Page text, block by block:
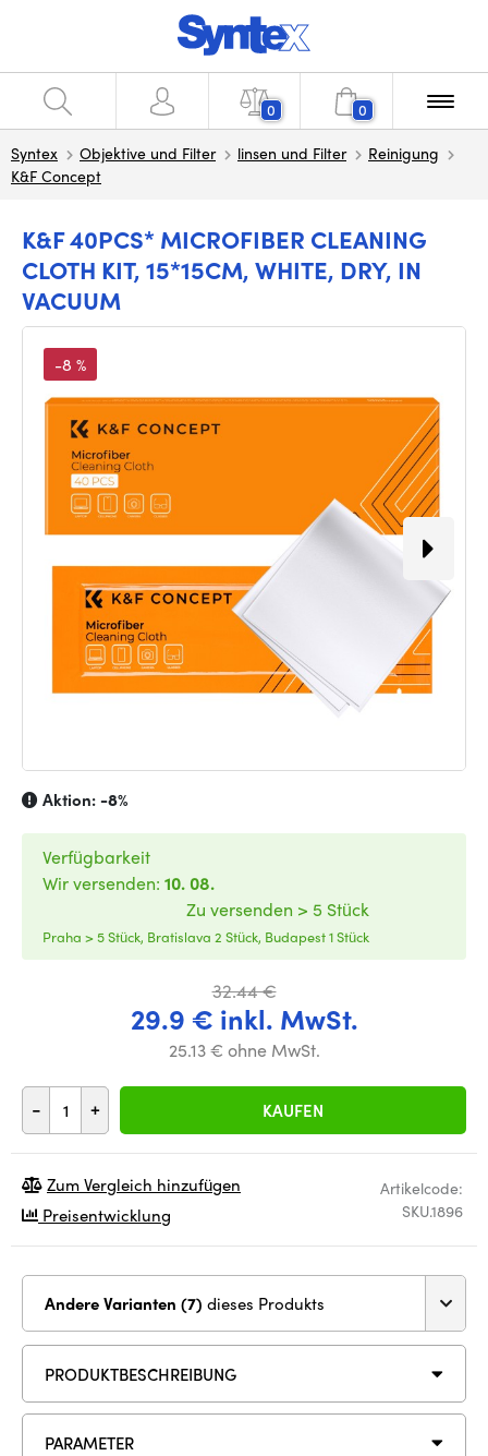
0 0
Syntex Objektive und Filter linsen und Filter
Reinigung
K&F Concept
K&F 40PCS* MICROFIBER CLEANING
CLOTH KIT, 15*15CM, WHITE, DRY, IN
VACUUM
-8 %
Aktion:-8%
32.44 €
29.9 € inkl. MwSt.
25.13 € ohne MwSt.
- + KAUFEN
Verfügbarkeit
Wir versenden: 10. 08.
Zu versenden > 5 Stück
Praha > 5 Stück, Bratislava 2 Stück, Budapest 1 Stück
Artikelcode:
SKU.1896
Zum Vergleich hinzufügen
Preisentwicklung
Andere Varianten (7) dieses Produkts
PRODUKTBESCHREIBUNG
PARAMETER